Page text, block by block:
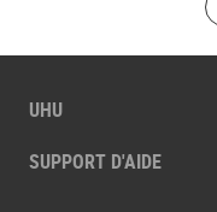
UHU
SUPPORT D'AIDE